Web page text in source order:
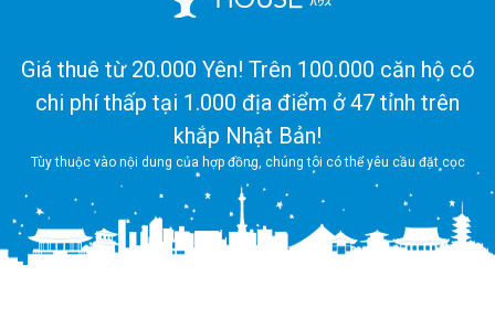
Giá thuê từ 20.000 Yên! Trên 100.000 căn hộ có
chi phí thấp tại 1.000 địa điểm ở 47 tỉnh trên
khắp Nhật Bản!
Tùy thuộc vào nội dung của hợp đồng, chúng tôi có thể yêu cầu đặt cọc